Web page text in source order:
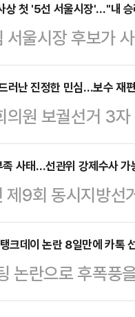
최근 해외 학계의
플랜트 관련 이민
다시 들여다보고
엘라벨의 현대
. 한국 국적자도
…
상 첫 '5선 서울시장'…"내
서울시장 후보가
어민주당 후보를
세훈 개인의 승리
강조했다.오 후
"서울의 미래가
이 말했다.이어 "
"계층 이동 사다
를 …
러난 진정한 민심…보수 재
의원 보궐선거 3
과가 향후 보수 재
가 이재명 정부
향한 보수층 내
동훈 당선인은 4
를 득표해 하정
당선을 확정지었
…
족 사태…선관위 강제수사
9회 동시지방선
선거관리위원회
실수를 넘어 헌
며 "조만간 선관
다"고 내다봤다.4
크데이 논란 8일만에 카톡
논란으로 후폭풍
자리를 되찾았다